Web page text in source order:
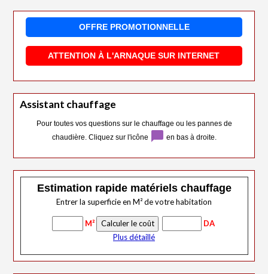
OFFRE PROMOTIONNELLE
ATTENTION À L'ARNAQUE SUR INTERNET
Assistant chauffage
Pour toutes vos questions sur le chauffage ou les pannes de
chaudière. Cliquez sur l'icône
chat_bubble en bas à droite.
Estimation rapide matériels chauffage
Entrer la superficie en M² de votre habitation
M²
DA
Plus détaillé